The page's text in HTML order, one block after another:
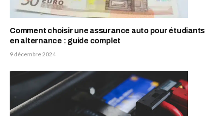
Comment choisir une assurance auto pour étudiants
en alternance : guide complet
9 décembre 2024